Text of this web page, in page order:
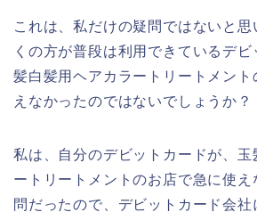
これは、私だけの疑問ではないと思
くの方が普段は利用できているデビ
髪白髪用ヘアカラートリートメント
えなかったのではないでしょうか？
私は、自分のデビットカードが、玉
ートリートメントのお店で急に使え
問だったので、デビットカード会